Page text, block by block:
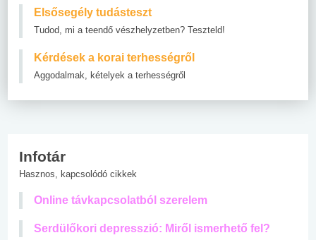
Elsősegély tudásteszt
Tudod, mi a teendő vészhelyzetben? Teszteld!
Kérdések a korai terhességről
Aggodalmak, kételyek a terhességről
Infotár
Hasznos, kapcsolódó cikkek
Online távkapcsolatból szerelem
Serdülőkori depresszió: Miről ismerhető fel?